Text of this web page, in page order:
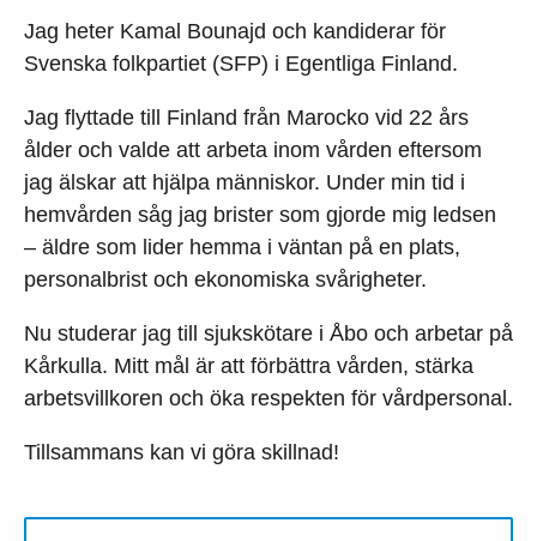
Jag heter Kamal Bounajd och kandiderar för
Svenska folkpartiet (SFP) i Egentliga Finland.
Jag flyttade till Finland från Marocko vid 22 års
ålder och valde att arbeta inom vården eftersom
jag älskar att hjälpa människor. Under min tid i
hemvården såg jag brister som gjorde mig ledsen
– äldre som lider hemma i väntan på en plats,
personalbrist och ekonomiska svårigheter.
Nu studerar jag till sjukskötare i Åbo och arbetar på
Kårkulla. Mitt mål är att förbättra vården, stärka
arbetsvillkoren och öka respekten för vårdpersonal.
Tillsammans kan vi göra skillnad!